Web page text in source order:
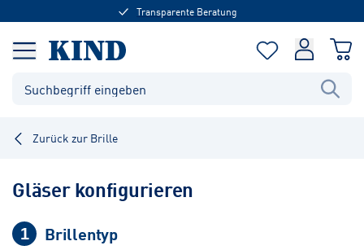
Transparente Beratung
Zurück zur Brille
Gläser konfigurieren
1 Brillentyp